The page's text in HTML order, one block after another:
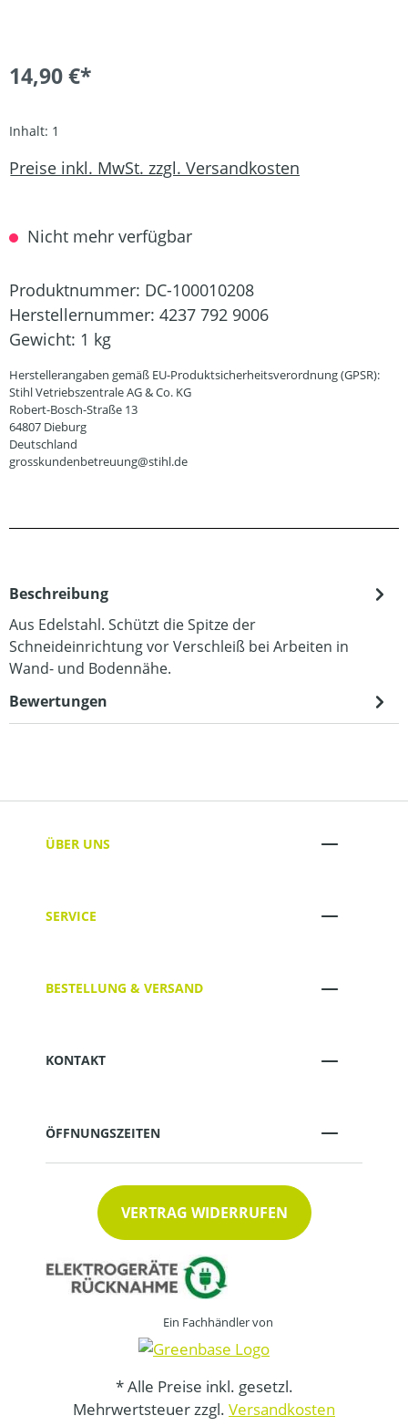
14,90 €*
Inhalt: 1
Preise inkl. MwSt. zzgl. Versandkosten
Nicht mehr verfügbar
Produktnummer: DC-100010208
Herstellernummer: 4237 792 9006
Gewicht: 1 kg
Herstellerangaben gemäß EU-Produktsicherheitsverordnung (GPSR):
Stihl Vetriebszentrale AG & Co. KG
Robert-Bosch-Straße 13
64807 Dieburg
Deutschland
grosskundenbetreuung@stihl.de
Beschreibung
Aus Edelstahl. Schützt die Spitze der
Schneideinrichtung vor Verschleiß bei Arbeiten in
Wand- und Bodennähe.
Bewertungen
ÜBER UNS
SERVICE
BESTELLUNG & VERSAND
KONTAKT
ÖFFNUNGSZEITEN
VERTRAG WIDERRUFEN
Ein Fachhändler von
* Alle Preise inkl. gesetzl.
Mehrwertsteuer zzgl. Versandkosten